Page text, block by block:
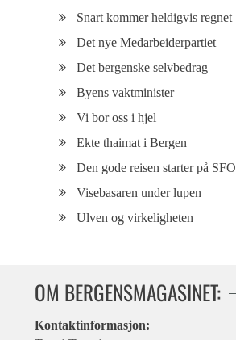
Snart kommer heldigvis regnet
Det nye Medarbeiderpartiet
Det bergenske selvbedrag
Byens vaktminister
Vi bor oss i hjel
Ekte thaimat i Bergen
Den gode reisen starter på SFO
Visebasaren under lupen
Ulven og virkeligheten
OM BERGENSMAGASINET:
Kontaktinformasjon: